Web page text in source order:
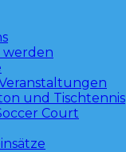
werden
und Tischtennis
Court